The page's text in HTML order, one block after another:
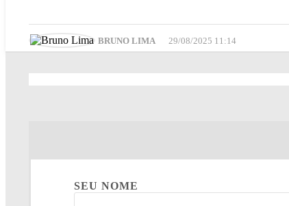
BRUNO LIMA 29/08/2025 11:14
SEU NOME